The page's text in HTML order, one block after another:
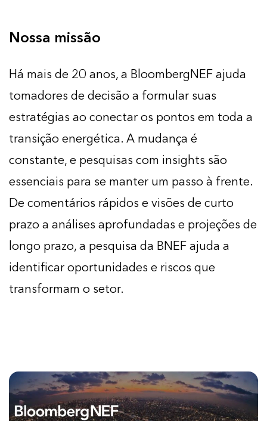
Nossa missão
Há mais de 20 anos, a BloombergNEF ajuda
tomadores de decisão a formular suas
estratégias ao conectar os pontos em toda a
transição energética. A mudança é
constante, e pesquisas com insights são
essenciais para se manter um passo à frente.
De comentários rápidos e visões de curto
prazo a análises aprofundadas e projeções de
longo prazo, a pesquisa da BNEF ajuda a
identificar oportunidades e riscos que
transformam o setor.